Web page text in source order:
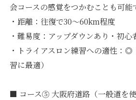
会コースの感覚をつかむことも可能
・距離：往復で30〜60km程度
・難易度：アップダウンあり・初
・トライアスロン練習への適性：
習に最適）
■ コース⑤ 大阪府道路（一般道を使